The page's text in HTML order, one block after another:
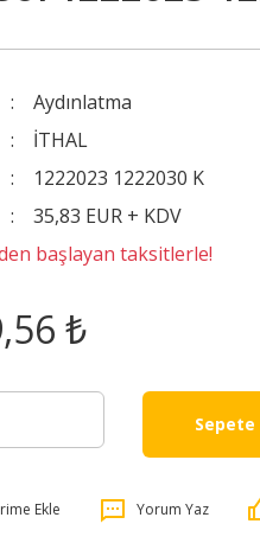
Aydınlatma
İTHAL
1222023 1222030 K
35,83 EUR + KDV
başlayan taksitlerle!
₺
Sepete
Yorum Yaz